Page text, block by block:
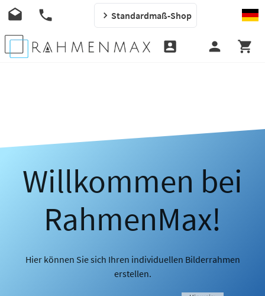
Standardmaß-Shop
Willkommen bei
RahmenMax!
Hier können Sie sich Ihren individuellen Bilderrahmen
erstellen.